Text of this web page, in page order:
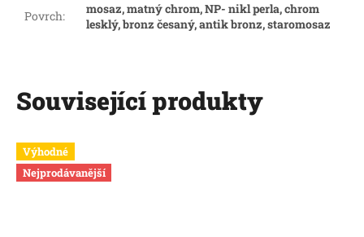
Povrch:
mosaz, matný chrom, NP- nikl perla, chrom
lesklý, bronz česaný, antik bronz, staromosaz
Související produkty
Výhodné
Nejprodávanější